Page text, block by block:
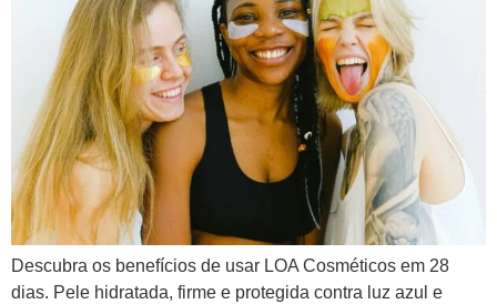
Descubra os benefícios de usar LOA Cosméticos em 28
dias. Pele hidratada, firme e protegida contra luz azul e